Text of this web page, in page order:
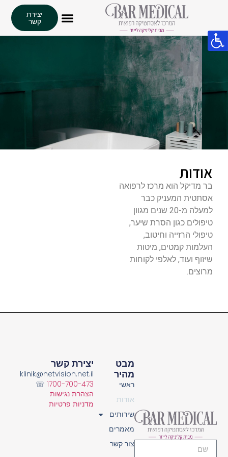
יצירת
קשר
אודות
בר מדיקל הוא מרכז לרפואה
אסתטית המעניק כבר
למעלה מ-20 שנים מגוון
טיפולים כגון הסרת שיער,
טיפולי הרזייה וחיטוב,
העלמות קמטים, מיטות
שיזוף ועוד, לאלפי לקוחות
מרוצים.
מבט
מהיר
ראשי
אודות
שירותים
מאמרים
צור קשר
יצירת קשר
klinik@netvision.net.il
☏ 1700-700-473
הצהרת נגישות
מדניות פרטיות